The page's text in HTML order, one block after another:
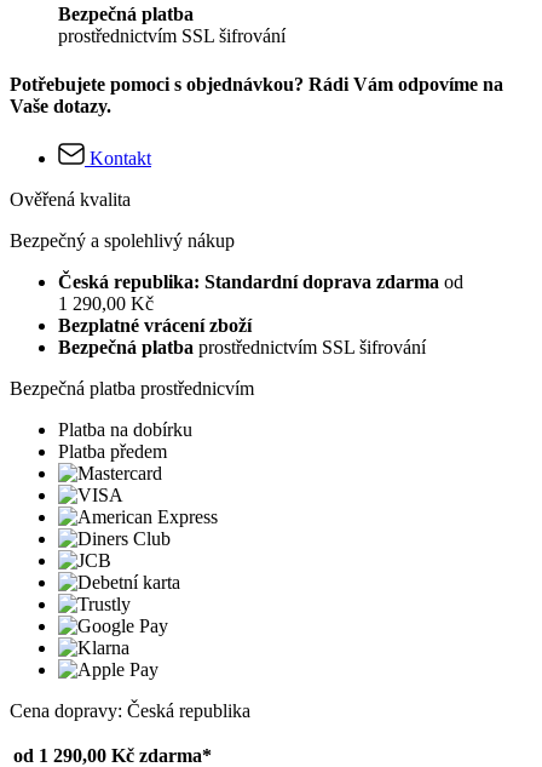
Bezpečná platba
prostřednictvím SSL šifrování
Potřebujete pomoci s objednávkou? Rádi Vám odpovíme na
Vaše dotazy.
Kontakt
Ověřená kvalita
Bezpečný a spolehlivý nákup
Česká republika: Standardní doprava zdarma od
1 290,00 Kč
Bezplatné vrácení zboží
Bezpečná platba prostřednictvím SSL šifrování
Bezpečná platba prostřednicvím
Platba na dobírku
Platba předem
Cena dopravy: Česká republika
od 1 290,00 Kč zdarma*